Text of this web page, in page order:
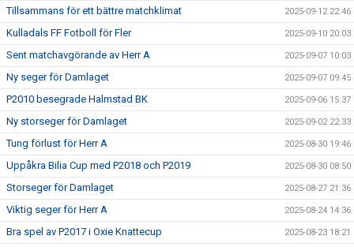
Tillsammans för ett bättre matchklimat 2025-09-12 22:46
Kulladals FF Fotboll för Fler 2025-09-10 20:03
Sent matchavgörande av Herr A 2025-09-07 10:03
Ny seger för Damlaget 2025-09-07 09:45
P2010 besegrade Halmstad BK 2025-09-06 15:37
Ny storseger för Damlaget 2025-09-02 22:33
Tung förlust för Herr A 2025-08-30 19:46
Uppåkra Bilia Cup med P2018 och P2019 2025-08-30 08:50
Storseger för Damlaget 2025-08-27 21:36
Viktig seger för Herr A 2025-08-24 14:36
Bra spel av P2017 i Oxie Knattecup 2025-08-23 18:21